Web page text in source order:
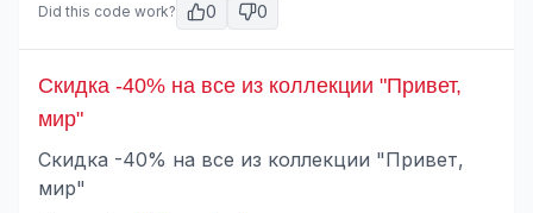
Did this code work? 0 0
Скидка -40% на все из коллекции "Привет,
мир"
Скидка -40% на все из коллекции "Привет,
мир"